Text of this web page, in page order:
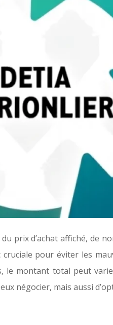
prix d’achat affiché,
pour éviter les
montant total peut
négocier, mais aussi